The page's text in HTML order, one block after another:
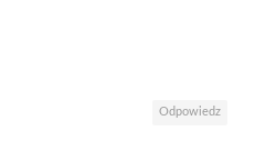
Odpowiedz